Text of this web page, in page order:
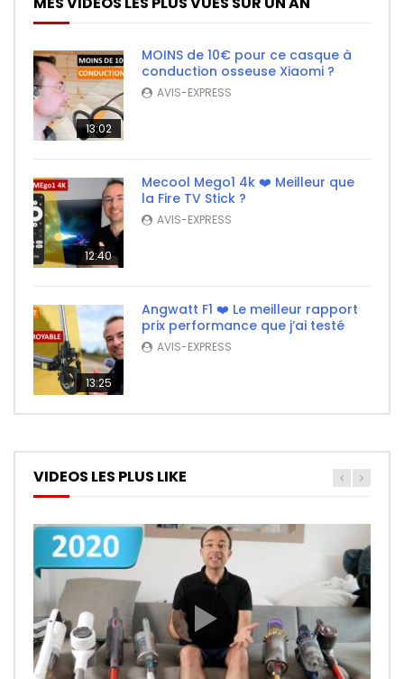
13:02
MOINS de 10€ pour ce casque à
conduction osseuse Xiaomi ?
AVIS-EXPRESS
12:40
Mecool Mego1 4k ❤️ Meilleur que
la Fire TV Stick ?
AVIS-EXPRESS
13:25
Angwatt F1 ❤️ Le meilleur rapport
prix performance que j’ai testé
AVIS-EXPRESS
VIDEOS LES PLUS LIKE